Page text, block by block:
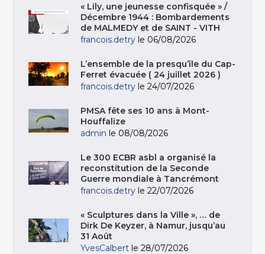
« Lily, une jeunesse confisquée » /
Décembre 1944 : Bombardements
de MALMEDY et de SAINT - VITH
francois.detry le 06/08/2026
L’ensemble de la presqu’île du Cap-
Ferret évacuée ( 24 juillet 2026 )
francois.detry le 24/07/2026
PMSA fête ses 10 ans à Mont-
Houffalize
admin le 08/08/2026
Le 300 ECBR asbl a organisé la
reconstitution de la Seconde
Guerre mondiale à Tancrémont
francois.detry le 22/07/2026
« Sculptures dans la Ville », … de
Dirk De Keyzer, à Namur, jusqu’au
31 Août
YvesCalbert le 28/07/2026